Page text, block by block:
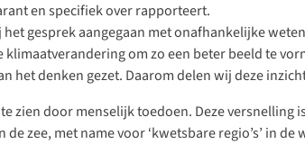
en specifiek over rapporteert.
gesprek aangegaan met onafhankelijke
om zo een beter beeld te
het denken gezet. Daarom delen wij deze
zien door menselijk toedoen. Deze
zee, met name voor ‘kwetsbare regio’s’ in de